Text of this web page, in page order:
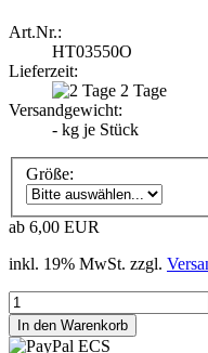
Art.Nr.:
HT03550O
Lieferzeit:
2 Tage
Versandgewicht:
- kg je Stück
Größe:
ab 6,00 EUR
inkl. 19% MwSt. zzgl.